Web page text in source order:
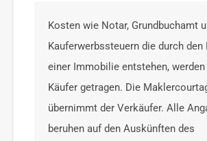
Kosten wie Notar, Grundbuchamt
Kauferwerbssteuern die durch den
einer Immobilie entstehen,
Käufer getragen. Die
übernimmt der Verkäufer. Alle
beruhen auf den Auskünften des